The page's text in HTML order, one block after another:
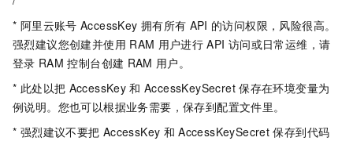
* 阿里云账号 AccessKey 拥有所有 API 的访问权限，风险很高。
强烈建议您创建并使用 RAM 用户进行 API 访问或日常运维，请
登录 RAM 控制台创建 RAM 用户。
* 此处以把 AccessKey 和 AccessKeySecret 保存在环境变量为
例说明。您也可以根据业务需要，保存到配置文件里。
* 强烈建议不要把 AccessKey 和 AccessKeySecret 保存到代码